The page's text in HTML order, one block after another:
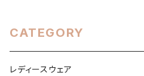
CATEGORY
レディースウェア